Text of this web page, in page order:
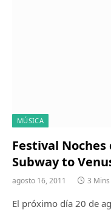
MÚSICA
Festival
Subway to
agosto 16, 2011 3 Mins
El próximo día 20 de